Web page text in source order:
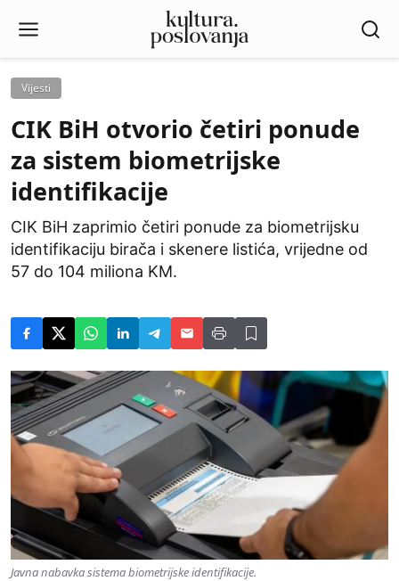
Vijesti
CIK BiH otvorio četiri ponude
za sistem biometrijske
identifikacije
CIK BiH zaprimio četiri ponude za biometrijsku
identifikaciju birača i skenere listića, vrijedne od
57 do 104 miliona KM.
Javna nabavka sistema biometrijske identifikacije.